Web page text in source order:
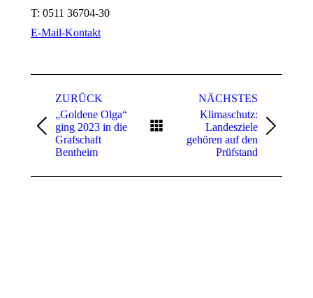
T: 0511 36704-30
E-Mail-Kontakt
ZURÜCK
Vorheriger
Beitrag:
„Goldene Olga“
ging 2023 in die
Grafschaft
Bentheim
NÄCHSTES
Nächster
Beitrag:
Klimaschutz:
Landesziele
gehören auf den
Prüfstand